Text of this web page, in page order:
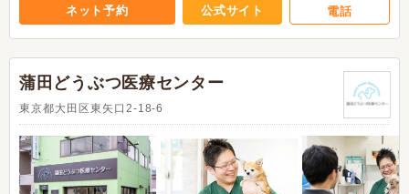
ネット予約 公式サイト 電話
蒲田どうぶつ医療センター
東京都大田区東矢口2-18-6